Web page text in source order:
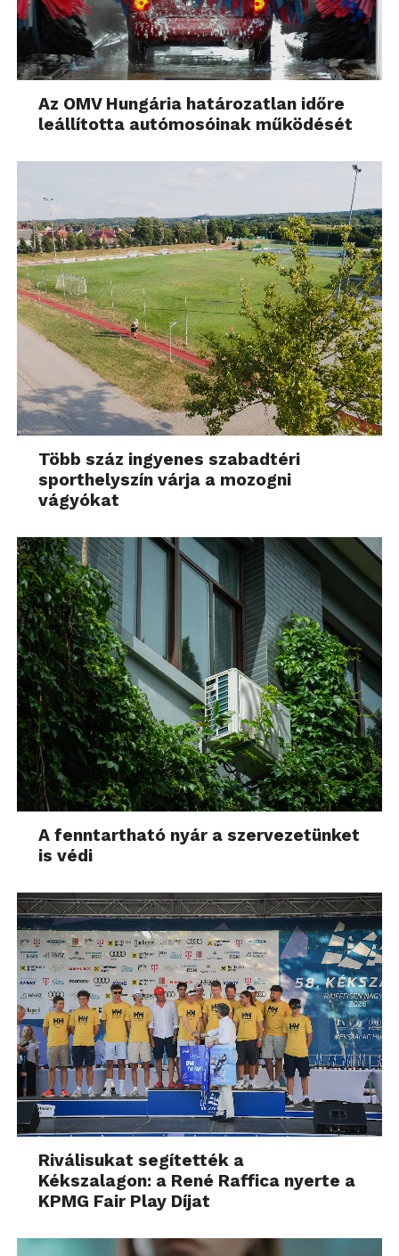
Az OMV Hungária határozatlan időre
leállította autómosóinak működését
Több száz ingyenes szabadtéri
sporthelyszín várja a mozogni
vágyókat
A fenntartható nyár a szervezetünket
is védi
Riválisukat segítették a
Kékszalagon: a René Raffica nyerte a
KPMG Fair Play Díjat